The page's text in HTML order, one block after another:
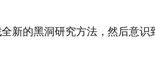
新的黑洞研究方法，然后意识